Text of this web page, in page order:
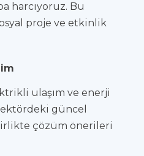
harcıyoruz. Bu
proje ve etkinlik
ulaşım ve enerji
güncel
çözüm önerileri